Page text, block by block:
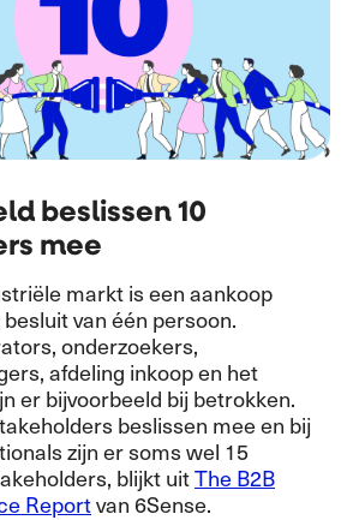
beslissen 10
mee
markt is een aankoop
van één persoon.
onderzoekers,
afdeling inkoop en het
er bijvoorbeeld bij betrokken.
beslissen mee en bij
zijn er soms wel 15
blijkt uitThe B2B
Reportvan 6Sense.